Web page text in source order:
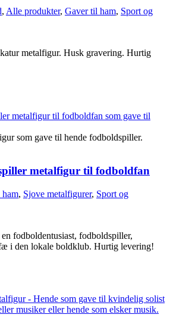
, Alle produkter, Gaver til ham, Sport og
metalfigur. Husk gravering. Hurtig
metalfigur til fodboldfan
, Sjove metalfigurer, Sport og
fodboldentusiast, fodboldspiller,
i den lokale boldklub. Hurtig levering!